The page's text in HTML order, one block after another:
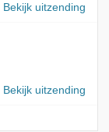
Bekijk uitzending
Bekijk uitzending